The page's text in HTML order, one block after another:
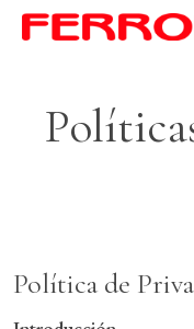
Política de